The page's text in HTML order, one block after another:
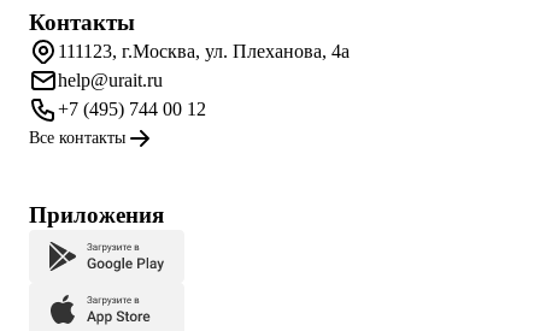
Контакты
111123, г.Москва, ул. Плеханова, 4а
help@urait.ru
+7 (495) 744 00 12
Все контакты
Приложения